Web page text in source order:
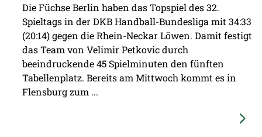
Die Füchse Berlin haben das Topspiel des 32.
Spieltags in der DKB Handball-Bundesliga mit 34:33
(20:14) gegen die Rhein-Neckar Löwen. Damit festigt
das Team von Velimir Petkovic durch
beeindruckende 45 Spielminuten den fünften
Tabellenplatz. Bereits am Mittwoch kommt es in
Flensburg zum ...